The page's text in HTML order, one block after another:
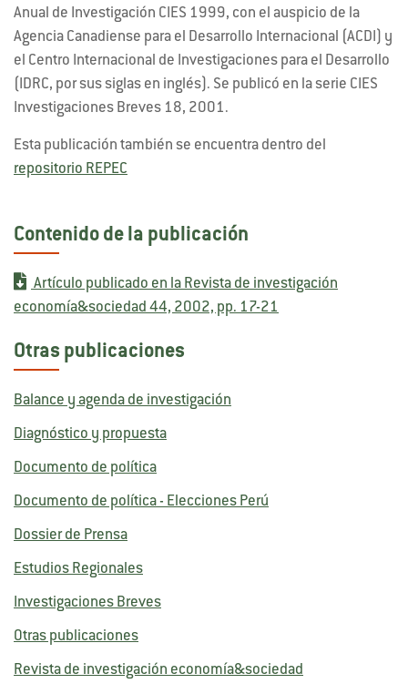
Anual de Investigación CIES 1999, con el auspicio de la
Agencia Canadiense para el Desarrollo Internacional (ACDI) y
el Centro Internacional de Investigaciones para el Desarrollo
(IDRC, por sus siglas en inglés). Se publicó en la serie CIES
Investigaciones Breves 18, 2001.
Esta publicación también se encuentra dentro del
repositorio REPEC
Contenido de la publicación
Artículo publicado en la Revista de investigación
economía&sociedad 44, 2002, pp. 17-21
Otras publicaciones
Balance y agenda de investigación
Diagnóstico y propuesta
Documento de política
Documento de política - Elecciones Perú
Dossier de Prensa
Estudios Regionales
Investigaciones Breves
Otras publicaciones
Revista de investigación economía&sociedad